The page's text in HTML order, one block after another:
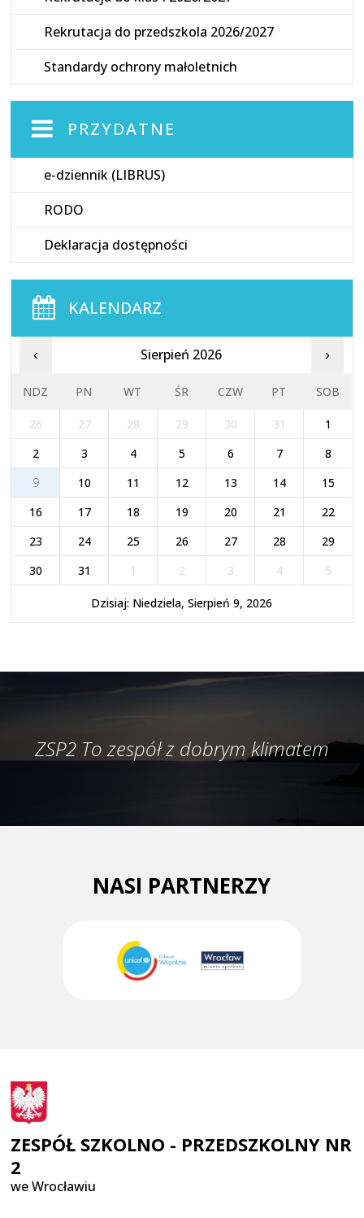
Rekrutacja do przedszkola 2026/2027
Standardy ochrony małoletnich
PRZYDATNE
e-dziennik (LIBRUS)
RODO
Deklaracja dostępności
KALENDARZ
‹ Sierpień 2026 ›
NDZ PN WT ŚR CZW PT SOB
26 27 28 29 30 31
1
2
3 4 5 6 7
8
9
10 11 12 13 14
15
16
17 18 19 20 21
22
23
24 25 26 27 28
29
30
31 1 2 3 4 5
Dzisiaj: Niedziela, Sierpień 9, 2026
ZSP2 To zespół z dobrym klimatem
NASI PARTNERZY
ZESPÓŁ SZKOLNO - PRZEDSZKOLNY NR
2
we Wrocławiu